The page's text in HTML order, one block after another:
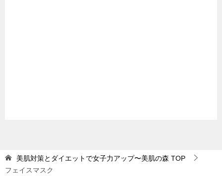
美肌対策とダイエットで女子力アップ〜美肌の森 TOP
フェイスマスク